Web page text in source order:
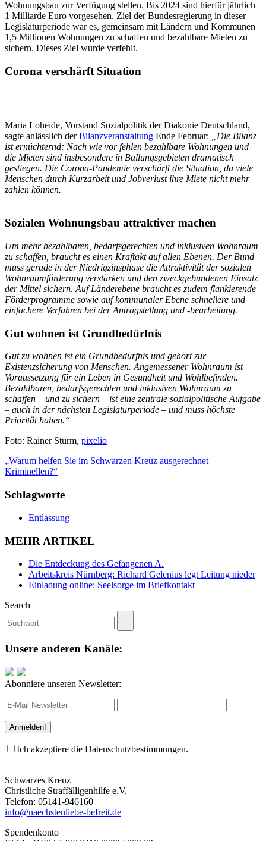
Wohnungsbau zur Verfügung stellen. Bis 2024 sind hierfür jährlich
1 Milliarde Euro vorgesehen. Ziel der Bundesregierung in dieser
Legislaturperiode war es, gemeinsam mit Ländern und Kommunen
1,5 Millionen Wohnungen zu schaffen und bezahlbare Mieten zu
sichern. Dieses Ziel wurde verfehlt.
Corona verschärft Situation
Maria Loheide, Vorstand Sozialpolitik der Diakonie Deutschland,
sagte anlässlich derBilanzveranstaltung Ende Februar:
„Die Bilanz
ist ernüchternd: Nach wie vor fehlen bezahlbare Wohnungen und
die Mieten sind insbesondere in Ballungsgebieten dramatisch
gestiegen. Die Corona-Pandemie verschärft die Situation, da viele
Menschen durch Kurzarbeit und Jobverlust ihre Miete nicht mehr
zahlen können.
Sozialen Wohnungsbau attraktiver machen
Um mehr bezahlbaren, bedarfsgerechten und inklusiven Wohnraum
zu schaffen, braucht es einen Kraftakt auf allen Ebenen. Der Bund
muss gerade in der Niedrigzinsphase die Attraktivität der sozialen
Wohnraumförderung verstärken und den zweckgebundenen Einsatz
der Mittel sichern. Auf Länderebene braucht es zudem flankierende
Förderprogramme sowie auf kommunaler Ebene schnellere und
einfachere Verfahren bei der Antragstellung und -bearbeitung.
Gut wohnen ist Grundbedürfnis
Gut zu wohnen ist ein Grundbedürfnis und gehört zur
Existenzsicherung von Menschen. Angemessener Wohnraum ist
Voraussetzung für ein Leben in Gesundheit und Wohlbefinden.
Bezahlbaren, bedarfsgerechten und inklusiven Wohnraum zu
schaffen – und zu sichern – ist eine zentrale sozialpolitische Aufgabe
– auch in der nächsten Legislaturperiode – und muss höchste
Priorität haben.“
Foto: Rainer Sturm, pixelio
„Warum helfen Sie im Schwarzen Kreuz ausgerechnet
Kriminellen?“
Schlagworte
Entlassung
MEHR ARTIKEL
Die Entdeckung des Gefangenen A.
Arbeitskreis Nürnberg: Richard Gelenius legt Leitung nieder
Einladung online: Seelsorge im Briefkontakt
Search
Unsere anderen Kanäle:
Abonniere unseren Newsletter:
Ich akzeptiere die Datenschutzbestimmungen.
Schwarzes Kreuz
Christliche Straffälligenhilfe e.V.
Telefon: 05141-946160
info@naechstenliebe-befreit.de
Spendenkonto